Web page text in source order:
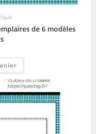
de 6 modèles